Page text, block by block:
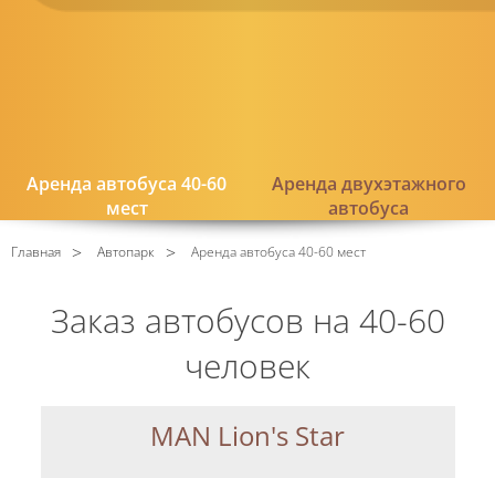
Аренда автобуса 40-60
мест
Аренда двухэтажного
автобуса
Главная Автопарк Аренда автобуса 40-60 мест
Заказ автобусов на 40-60
человек
MAN Lion's Star